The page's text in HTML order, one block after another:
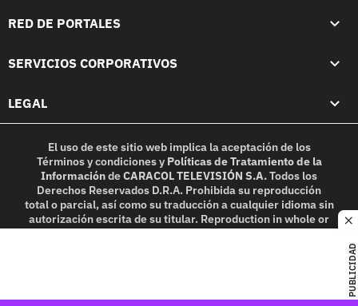
PUBLICIDAD
RED DE PORTALES
SERVICIOS CORPORATIVOS
LEGAL
El uso de este sitio web implica la aceptación de los
Términos y condicionesy Políticas de Tratamiento de la
InformacióndeCARACOL TELEVISIÓN S.A.Todos los
Derechos Reservados D.R.A. Prohibida su reproducción
total o parcial, así como su traducción a cualquier idioma sin
autorización escrita de su titular. Reproduction in whole or